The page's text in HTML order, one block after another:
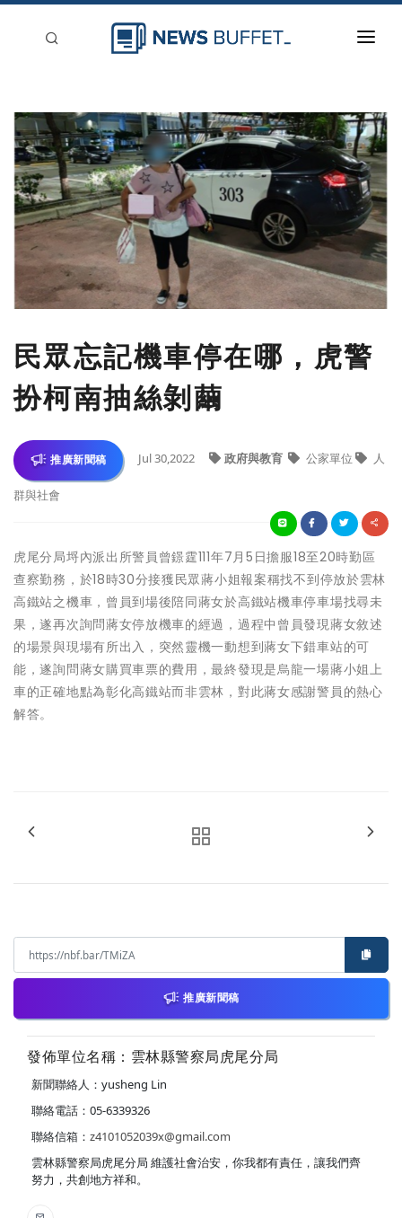
新聞稿分類
登入
刊登
民眾忘記機車停在哪，虎警
扮柯南抽絲剝繭
推廣新聞稿 Jul 30,2022 政府與教育 公家單位 人
群與社會
虎尾分局埒內派出所警員曾鐛霆111年7月5日擔服18至20時勤區
查察勤務，於18時30分接獲民眾蔣小姐報案稱找不到停放於雲林
高鐵站之機車，曾員到場後陪同蔣女於高鐵站機車停車場找尋未
果，遂再次詢問蔣女停放機車的經過，過程中曾員發現蔣女敘述
的場景與現場有所出入，突然靈機一動想到蔣女下錯車站的可
能，遂詢問蔣女購買車票的費用，最終發現是烏龍一場蔣小姐上
車的正確地點為彰化高鐵站而非雲林，對此蔣女感謝警員的熱心
解答。
推廣新聞稿
發佈單位名稱：雲林縣警察局虎尾分局
新聞聯絡人：yusheng Lin
聯絡電話：05-6339326
聯絡信箱： z4101052039x@gmail.com
雲林縣警察局虎尾分局 維護社會治安，你我都有責任，讓我們齊
努力，共創地方祥和。